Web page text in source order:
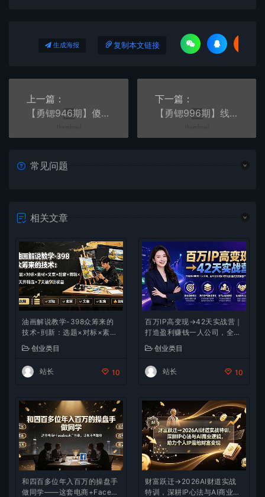
生成海报 复制本文链接
上一篇：
【勇锶946期】傻瓜式搬砖操作大数据查询信用赚钱方法：助你快速月入6万全套操作教程
下一篇：
【勇锶996期】线下银行放贷蓝海月入10万
常见问题
相关文章
油画解说教学-398众筹来的
技术-刯新：选题×对标×素材
×文案×配音×剪辑×2天开精
选×7天通9项权益
创业类目
站长 10
百万IP高变现→42天实战营｜
打造盈利赚钱一人公司，全平
台引流私域转化批量成交积累
客户案例
创业类目
站长 10
和四百多位年入百万的操盘手
做同学——这套电商+Facebo
财富跃迁→2026AI财道实战
特训，深耕IP心法与AI商业逻